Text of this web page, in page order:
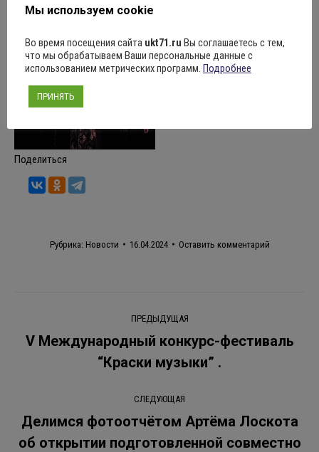
Поделиться
Рубрика: Новости 16.04.2024 Оставить комментарий
по
записям
ПРЕДЫДУЩАЯ
Предыдущая
запись:
V Международный конкурс-фестиваль
“Краски музыки” .
СЛЕДУЮЩАЯ
Делимся фотоотчётом Артёма Лоскота
об открытии подготовленной совместно
Мы используем cookie
Во время посещения сайта ukt71.ru Вы соглашаетесь с тем,
что мы обрабатываем Ваши персональные данные с
использованием метрических программ. Подробнее
ПРИНЯТЬ